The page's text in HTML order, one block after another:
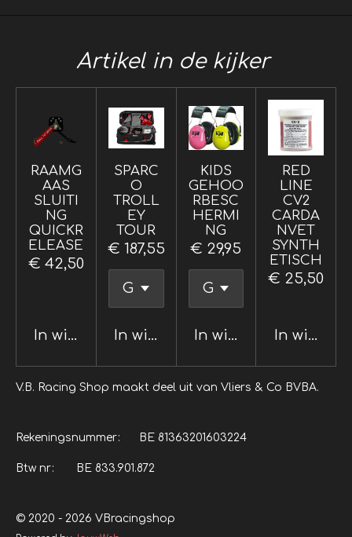
Artikel in de kijker
RAAMG
AAS
SLUITI
NG
QUICKR
ELEASE
€ 42,50
In winkelwagen
SPARC
O
TROLL
EY
TOUR
€ 187,55
In winkelwagen
KIDS
GEHOO
RBESC
HERMI
NG
€ 29,95
In winkelwagen
RED
LINE
CV2
CARDA
NVET
SYNTH
ETISCH
€ 25,50
In
V.B. Racing Shop maakt deel uit van Vliers & Co BVBA.
Rekeningsnummer: BE 81363201603224
Btw nr: BE 833.901.872
© 2020 - 2026 VBracingshop